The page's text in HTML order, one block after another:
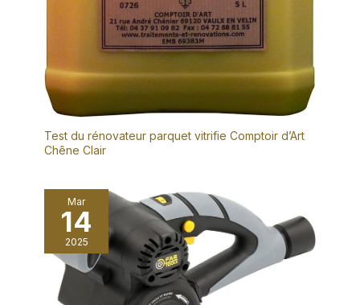
Test du rénovateur parquet vitrifie Comptoir d’Art
Chêne Clair
Mar
14
2025